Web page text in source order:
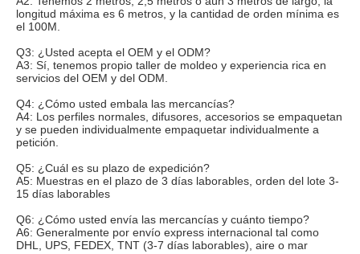
longitud máxima es 6 metros, y la cantidad de orden mínima es
el 100M.
Q3: ¿Usted acepta el OEM y el ODM?
A3: Sí, tenemos propio taller de moldeo y experiencia rica en
servicios del OEM y del ODM.
Q4: ¿Cómo usted embala las mercancías?
A4: Los perfiles normales, difusores, accesorios se empaquetan
y se pueden individualmente empaquetar individualmente a
petición.
Q5: ¿Cuál es su plazo de expedición?
A5: Muestras en el plazo de 3 días laborables, orden del lote 3-
15 días laborables
Q6: ¿Cómo usted envía las mercancías y cuánto tiempo?
A6: Generalmente por envío express internacional tal como
DHL, UPS, FEDEX, TNT (3-7 días laborables), aire o mar